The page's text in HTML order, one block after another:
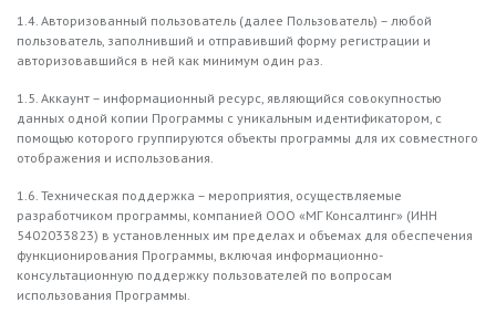
1.4. Авторизованный пользователь (далее Пользователь) – любой
пользователь, заполнивший и отправивший форму регистрации и
авторизовавшийся в ней как минимум один раз.
1.5. Аккаунт – информационный ресурс, являющийся совокупностью
данных одной копии Программы с уникальным идентификатором, с
помощью которого группируются объекты программы для их совместного
отображения и использования.
1.6. Техническая поддержка – мероприятия, осуществляемые
разработчиком программы, компанией ООО «МГ Консалтинг» (ИНН
5402033823) в установленных им пределах и объемах для обеспечения
функционирования Программы, включая информационно-
консультационную поддержку пользователей по вопросам
использования Программы.